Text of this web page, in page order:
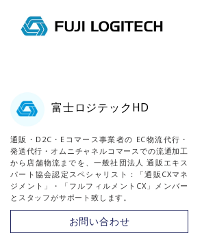
に
ス
キ
す
富士ロジテックHD
通販・D2C・Eコマース事業者の EC物流代行・
発送代行・オムニチャネルコマースでの流通加工
から店舗物流までを、一般社団法人 通販エキス
パート協会認定スペシャリスト：「通販CXマネ
ジメント」・「フルフィルメントCX」メンバー
とスタッフがサポート致します。
お問い合わせ